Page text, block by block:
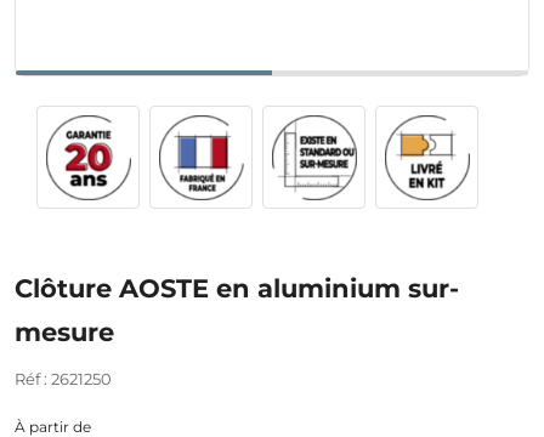
Clôture AOSTE en aluminium sur-
mesure
Réf : 2621250
À partir de